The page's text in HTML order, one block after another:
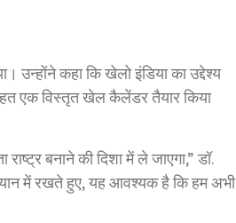
उन्होंने कहा कि खेलो इंडिया का उद्देश्य
एक विस्तृत खेल कैलेंडर तैयार किया
बनाने की दिशा में ले जाएगा,” डॉ.
में रखते हुए, यह आवश्यक है कि हम अभी